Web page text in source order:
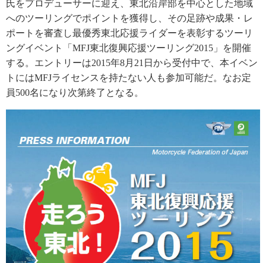
氏をプロデューサーに迎え、東北沿岸部を中心とした地域
へのツーリングでポイントを獲得し、その足跡や成果・レ
ポートを審査し最優秀東北応援ライダーを表彰するツーリ
ングイベント「MFJ東北復興応援ツーリング2015」を開催
する。エントリーは2015年8月21日から受付中で、本イベン
トにはMFJライセンスを持たない人も参加可能だ。なお定
員500名になり次第終了となる。